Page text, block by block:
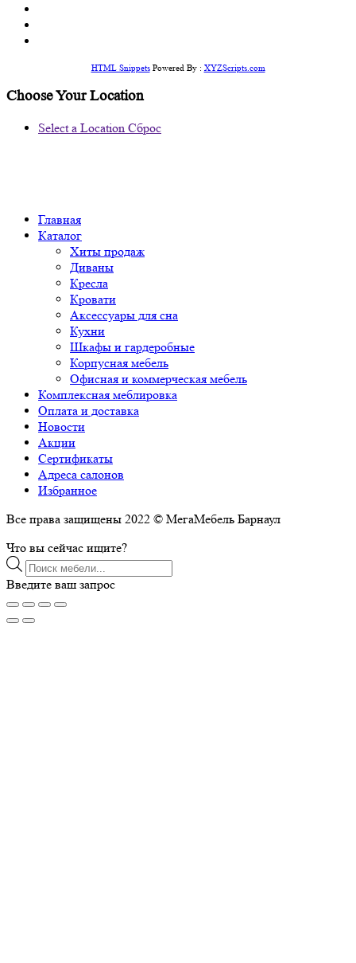
HTML SnippetsPowered By : XYZScripts.com
Choose Your Location
Select a Location Сброс
Главная
Каталог
Хиты продаж
Диваны
Кресла
Кровати
Аксессуары для сна
Кухни
Шкафы и гардеробные
Корпусная мебель
Офисная и коммерческая мебель
Комплексная меблировка
Оплата и доставка
Новости
Акции
Сертификаты
Адреса салонов
Избранное
Все права защищены 2022 © МегаМебель Барнаул
Что вы сейчас ищите?
Поиск
товаров
Введите ваш запрос